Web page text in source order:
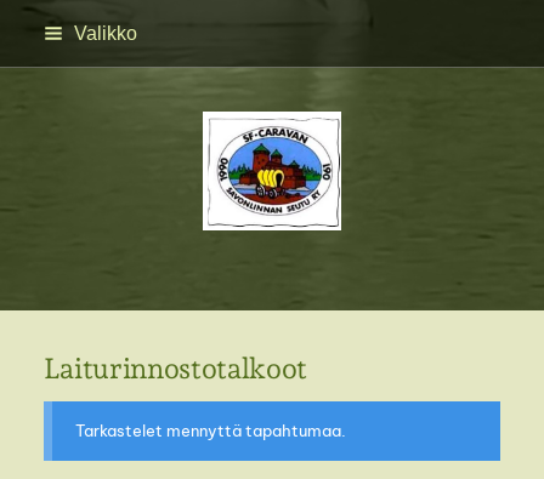
Siirry
sivun
sisältöön
Valikko
SFC Savonlinnan seutu
Laiturinnostotalkoot
Tarkastelet mennyttä tapahtumaa.